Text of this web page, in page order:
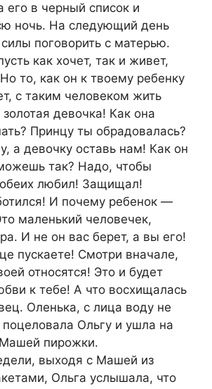
его в черный список и
ночь. На следующий день
поговорить с матерью.
как хочет, так и живет,
то, как он к твоему ребенку
с таким человеком жить
девочка! Как она
Принцу ты обрадовалась?
а девочку оставь нам! Как он
так? Надо, чтобы
любил! Защищал!
И почему ребенок —
маленький человечек,
И не он вас берет, а вы его!
пускаете! Смотри вначале,
относятся! Это и будет
к тебе! А что восхищалась
Оленька, с лица воду не
Ольгу и ушла на
пирожки.
выходя с Машей из
Ольга услышала, что